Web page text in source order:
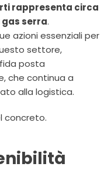
rappresenta circa
gas serra.
azioni essenziali per
settore,
posta
che continua a
alla logistica​.
concreto.